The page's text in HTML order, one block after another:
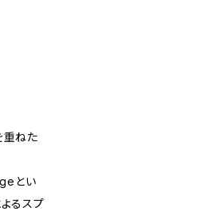
ねた
とい
るスプ